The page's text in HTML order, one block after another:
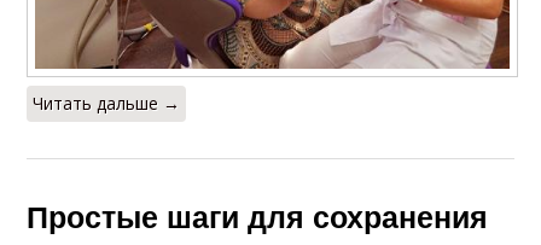
Читать дальше →
Простые шаги для сохранения